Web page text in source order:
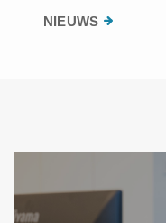
NIEUWS